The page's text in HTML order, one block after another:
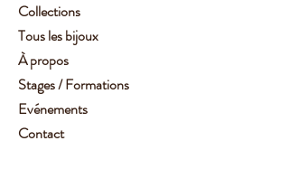
Collections
Tous les bijoux
À propos
Stages / Formations
Evénements
Contact